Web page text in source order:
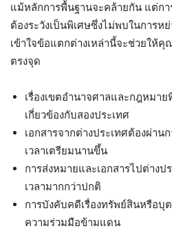
แม้หลักการพื้นฐานจะคล้ายกัน แต่ก
ต้องระวังเป็นพิเศษซึ่งไม่พบในการห
เข้าใจข้อแตกต่างเหล่านี้จะช่วยให้
ตรงจุด
เรื่องเขตอำนาจศาลและกฎหมา
เกี่ยวข้องกับสองประเทศ
เอกสารจากต่างประเทศต้องผ่าน
เวลาเตรียมนานขึ้น
การส่งหมายและเอกสารไปต่าง
เวลามากกว่าปกติ
การบังคับคดีเรื่องทรัพย์สินหรือบุ
ความร่วมมือข้ามแดน